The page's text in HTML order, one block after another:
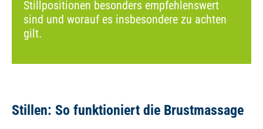
Stillpositionen besonders empfehlenswert
sind und worauf es insbesondere zu achten
gilt.
Stillen: So funktioniert die Brustmassage